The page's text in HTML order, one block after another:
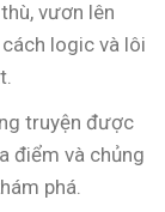
vươn lên
logic và lôi
truyện được
điểm và chủng
phá.